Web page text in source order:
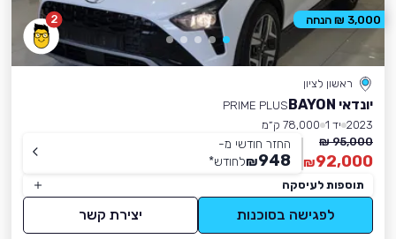
2
ראשון לציון
יונדאי BAYON
PRIME PLUS
2023 יד 1
78,000 ק״מ
95,000 ₪
92,000
₪
החזר חודשי מ-
948
₪לחודש*
תוספות לעיסקה
לפגישה בסוכנות יצירת קשר
3,000 ₪ הנחה